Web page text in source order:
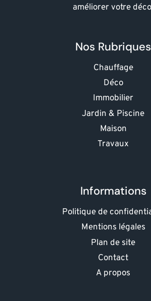
améliorer votre
Nos Rubriques
Chauffage
Déco
Immobilier
Jardin & Piscine
Maison
Travaux
Informations
Politique de
Mentions légales
Plan de site
Contact
A propos